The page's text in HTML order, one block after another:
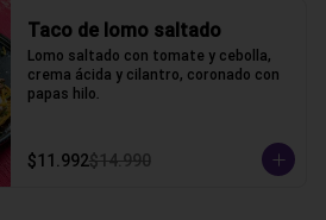
Taco de lomo saltado
Lomo saltado con tomate y cebolla,
crema ácida y cilantro, coronado con
papas hilo.
$11.992$14.990